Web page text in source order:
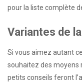
pour la liste complète
Variantes de
Si vous aimez autant
souhaitez des moyens
petits conseils feront